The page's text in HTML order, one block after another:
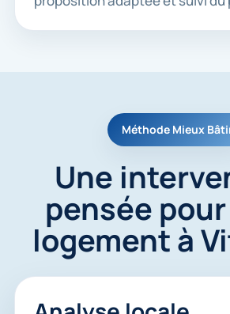
Méthode Mieux
Une
pensée
logement à